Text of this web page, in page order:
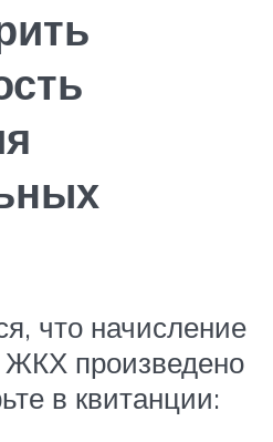
что начисление
ЖКХ произведено
в квитанции: